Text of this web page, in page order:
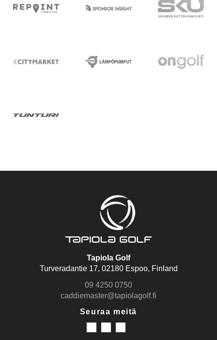
Tapiola Golf
Turveradantie 17, 02180 Espoo, Finland
09 4250 0750
caddiemaster@tapiolagolf.fi
Seuraa meitä